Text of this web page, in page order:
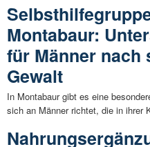
Montabaur:
für Männer nach
Gewalt
In Montabaur gibt es eine
sich an Männer richtet, die in ihrer